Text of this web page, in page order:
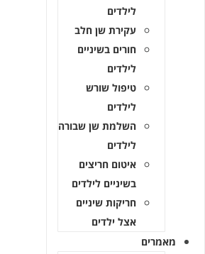
עקירת שן חלב
חורים בשיניים
טיפול שורש
השלמת שן שבורה
איטום חריצים
בשיניים לילדים
חריקות שיניים
אצל ילדים